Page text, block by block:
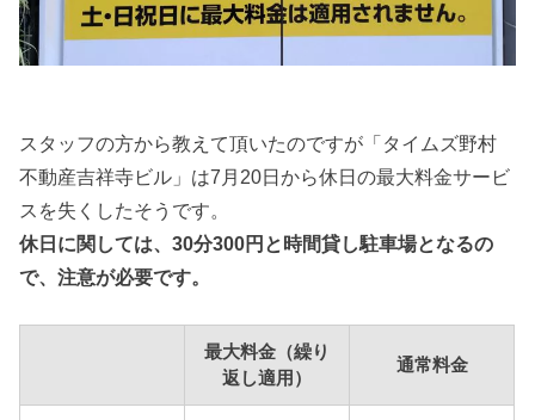
スタッフの方から教えて頂いたのですが「タイムズ野村
不動産吉祥寺ビル」は7月20日から休日の最大料金サービ
スを失くしたそうです。
休日に関しては、30分300円と時間貸し駐車場となるの
で、注意が必要です。
最大料金（繰り
返し適用）
通常料金